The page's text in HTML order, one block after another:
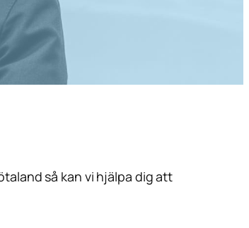
så kan vi hjälpa dig att